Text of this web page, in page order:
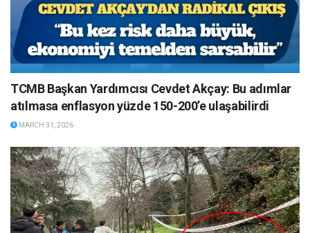
TCMB Başkan Yardımcısı Cevdet Akçay: Bu adımlar
atılmasa enflasyon yüzde 150-200’e ulaşabilirdi
MARCH 31, 2026